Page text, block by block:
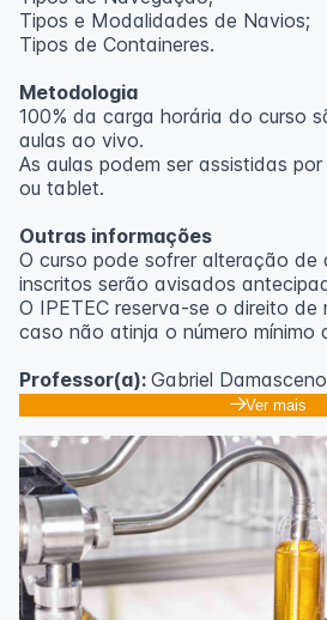
Outras informações
inscritos serão avisados
O IPETEC reserva-se o direito de
caso não atinja o número mínimo
Professora:
Tipos e Modalidades de Navios;
Tipos de Containeres.
Metodologia
100% da carga horária do curso
aulas ao vivo.
As aulas podem ser assistidas
ou tablet.
Outras informações
O curso pode sofrer alteração de
inscritos serão avisados
O IPETEC reserva-se o direito de
caso não atinja o número mínimo
Professor(a): Gabriel Damasceno
Ver mais